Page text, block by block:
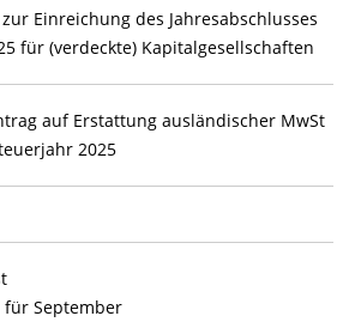
Einreichung des Jahresabschlusses
für (verdeckte) Kapitalgesellschaften
auf Erstattung ausländischer MwSt
2025
für September